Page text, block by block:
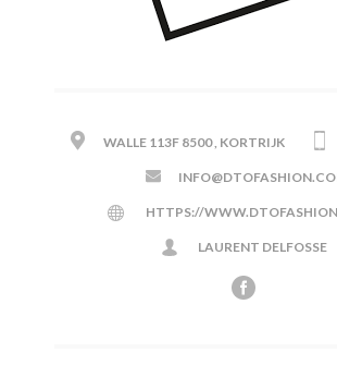
WALLE 113F 8500 , KORTRIJK
HTTPS://
LAURENT DELFOSSE